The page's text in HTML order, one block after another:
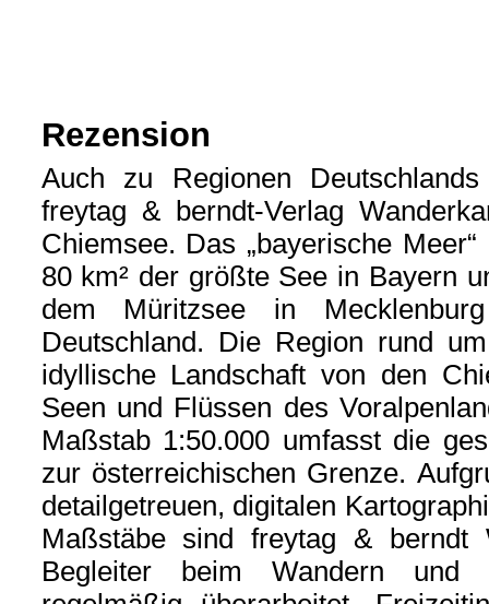
Rezension
Auch zu Regionen
freytag & berndt-Verlag
Chiemsee. Das „bayerische
80 km² der größte See in Bayern
dem Müritzsee in
Deutschland. Die Region rund
idyllische Landschaft von den
Seen und Flüssen des
Maßstab 1:50.000 umfasst die
zur österreichischen Grenze.
detailgetreuen, digitalen
Maßstäbe sind freytag & berndt
Begleiter beim Wandern und